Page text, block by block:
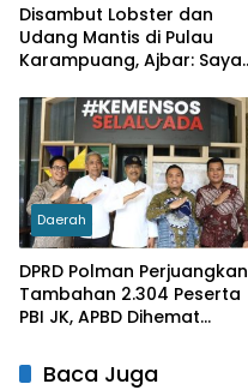
Disambut Lobster dan
Udang Mantis di Pulau
Karampuang, Ajbar: Saya
Pemilu, tapi Menunaikan
Tanggung Jawab Moral
Daerah
DPRD Polman Perjuangkan
Tambahan 2.304 Peserta
PBI JK, APBD Dihemat
Baca Juga